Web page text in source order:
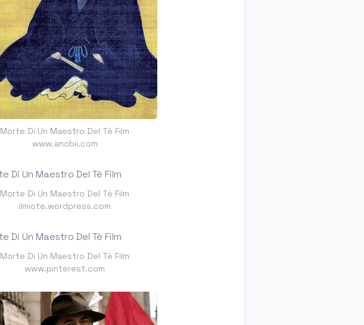
Morte Di Un Maestro Del Tè Film
www.anobii.com
Morte Di Un Maestro Del Tè Film
ilmiote.wordpress.com
Morte Di Un Maestro Del Tè Film
www.pinterest.com